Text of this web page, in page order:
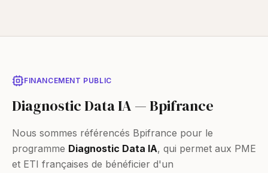
FINANCEMENT PUBLIC
Diagnostic Data IA — Bpifrance
Nous sommes référencés Bpifrance pour le
programme Diagnostic Data IA, qui permet aux PME
et ETI françaises de bénéficier d'un